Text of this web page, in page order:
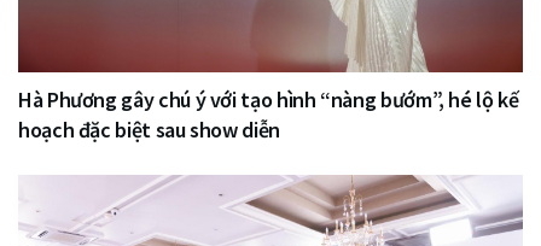
Hà Phương gây chú ý với tạo hình “nàng bướm”, hé lộ kế
hoạch đặc biệt sau show diễn